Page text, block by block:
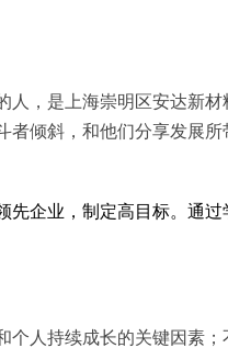
，是上海崇明区安达新
倾斜，和他们分享发展所
先企业，制定高目标。
人持续成长的关键因素